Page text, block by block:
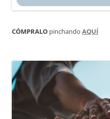
CÓMPRALO pinchando AQUÍ